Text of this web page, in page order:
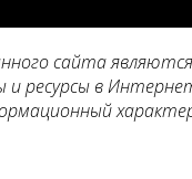
сайта
и ресурсы в